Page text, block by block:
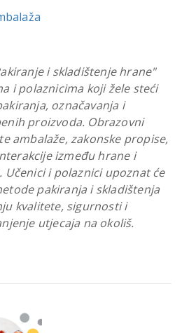
i skladištenje hrane"
i polaznicima koji žele steći
označavanja i
proizvoda. Obrazovni
ambalaže, zakonske propise,
između hrane i
i polaznici upoznat će
pakiranja i skladištenja
kvalitete, sigurnosti i
utjecaja na okoliš.